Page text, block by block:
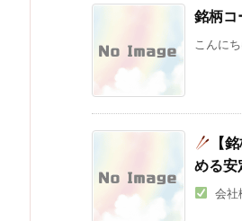
銘柄
こんに
【
める安
会社